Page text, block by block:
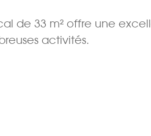
de 33 m² offre une
activités.